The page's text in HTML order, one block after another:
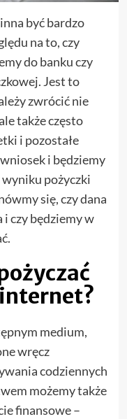
być bardzo
na to, czy
do banku czy
Jest to
zwrócić nie
także często
i pozostałe
i będziemy
pożyczki
się, czy dana
czy będziemy w
medium,
wręcz
codziennych
możemy także
finansowe –